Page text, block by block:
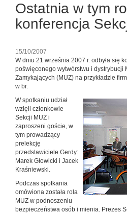
Ostatnia w tym
konferencja
15/10/2007
W dniu 21 września 2007 r. odbyła się
poświęconego wytwórstwu i dystrybucji
Zamykających (MUZ) na przykładzie
w br.
W spotkaniu udział
wzięli członkowie
Sekcji MUZ i
zaproszeni goście, w
tym prowadzący
prelekcję
przedstawiciele Gerdy:
Marek Głowicki i Jacek
Kraśniewski.
Podczas spotkania
omówiona została rola
MUZ w podnoszeniu
bezpieczeństwa osób i mienia. Prezes